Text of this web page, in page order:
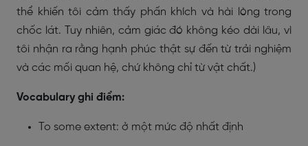
thể khiến tôi cảm thấy phấn khích và hài lòng trong
chốc lát. Tuy nhiên, cảm giác đó không kéo dài lâu, vì
tôi nhận ra rằng hạnh phúc thật sự đến từ trải nghiệm
và các mối quan hệ, chứ không chỉ từ vật chất.)
Vocabulary ghi điểm:
To some extent: ở một mức độ nhất định